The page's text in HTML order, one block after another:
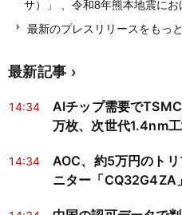
サ）」 、令和8年熊本地震に
最新のプレスリリースをもっ
最新記事
14:34
AIチップ需要で
万枚、次世代1.4nm
14:34
AOC、約5万円のト
ニター「CQ32G4ZA